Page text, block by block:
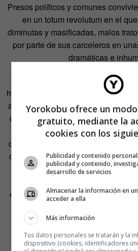
Presos políticos y comunes
en un totum revolutum en el
diminutas y masificadas, malos
por parte de sus carceleros en
dramáticas e
La convivencia entre ellos no
historiador reconoce que dependía,
actitud de los políticos, que se
de ellos, no todos—con cierta
también estaban quienes veían la
donde confluía gente de toda
de esos pocos lugares, aclara
«la mixtificación de clases»
estamentación social. La cárcel,
sociedad».
Yorokobu ofrece un
gratuito, mediante la
cookies con los
Publicidad y contenido
publicidad y contenido,
desarrollo de servicios
Almacenar la información en
acceder a ella
Más información
Tus datos personales se tratarán y la
dispositivo (cookies, identificadores